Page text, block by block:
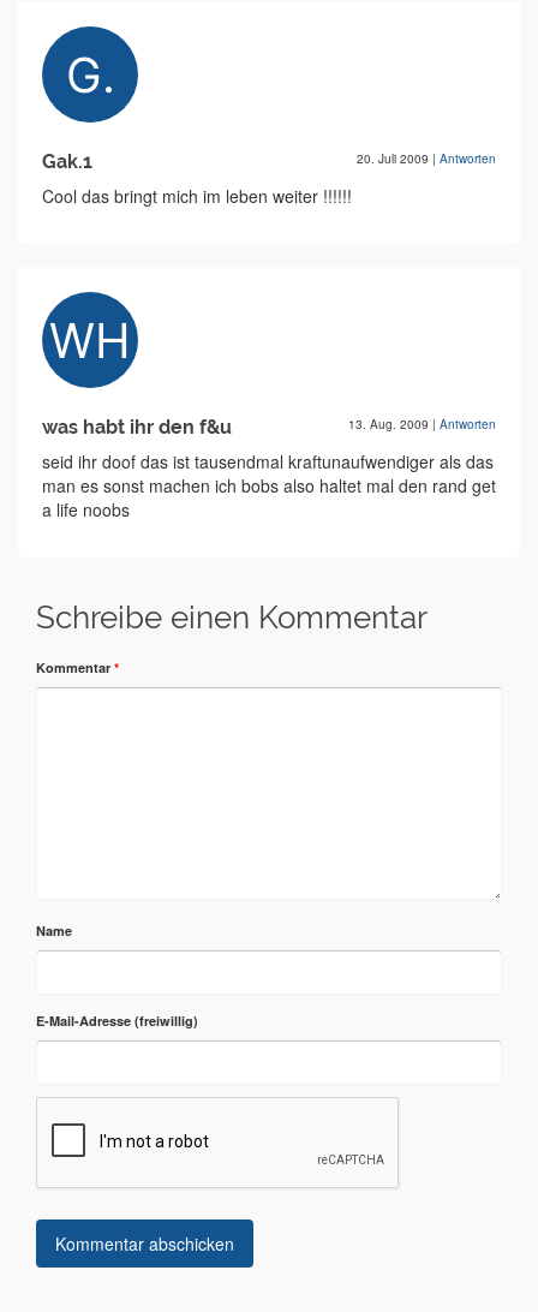
Gak.1 20. Juli 2009 | Antworten
Cool das bringt mich im leben weiter !!!!!!
was habt ihr den f&u 13. Aug. 2009 | Antworten
seid ihr doof das ist tausendmal kraftunaufwendiger als das
man es sonst machen ich bobs also haltet mal den rand get
a life noobs
Schreibe einen Kommentar
Kommentar *
Name
E-Mail-Adresse